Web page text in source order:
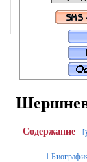
Содержание [
1